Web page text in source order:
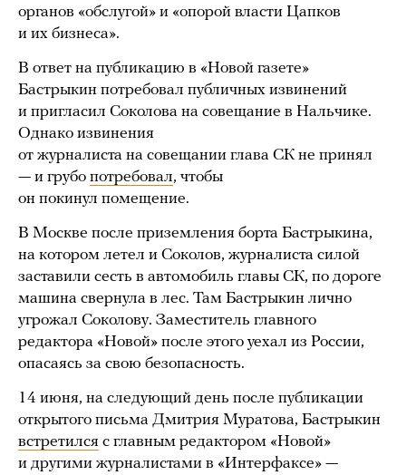
органов «обслугой» и «опорой власти Цапков
и их бизнеса».
В ответ на публикацию в «Новой газете»
Бастрыкин потребовал публичных извинений
и пригласил Соколова на совещание в Нальчике.
Однако извинения
от журналиста на совещании глава СК не принял
— и грубо потребовал, чтобы
он покинул помещение.
В Москве после приземления борта Бастрыкина,
на котором летел и Соколов, журналиста силой
заставили сесть в автомобиль главы СК, по дороге
машина свернула в лес. Там Бастрыкин лично
угрожал Соколову. Заместитель главного
редактора «Новой» после этого уехал из России,
опасаясь за свою безопасность.
14 июня, на следующий день после публикации
открытого письма Дмитрия Муратова, Бастрыкин
встретился с главным редактором «Новой»
и другими журналистами в «Интерфаксе» —